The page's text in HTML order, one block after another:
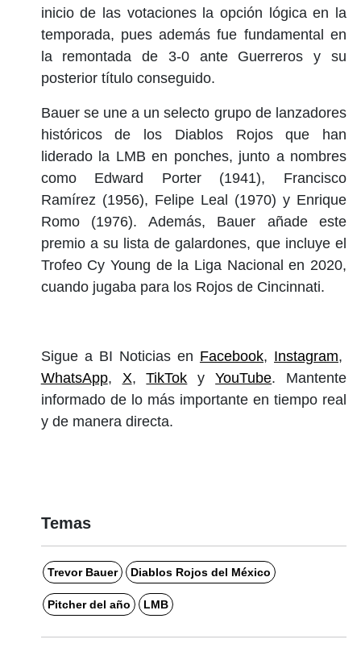
inicio de las votaciones la opción lógica en la
temporada, pues además fue fundamental en
la remontada de 3-0 ante Guerreros y su
posterior título conseguido.
Bauer se une a un selecto grupo de lanzadores
históricos de los Diablos Rojos que han
liderado la LMB en ponches, junto a nombres
como Edward Porter (1941), Francisco
Ramírez (1956), Felipe Leal (1970) y Enrique
Romo (1976). Además, Bauer añade este
premio a su lista de galardones, que incluye el
Trofeo Cy Young de la Liga Nacional en 2020,
cuando jugaba para los Rojos de Cincinnati.
Sigue a BI Noticias en Facebook, Instagram,
WhatsApp, X,TikTok yYouTube. Mantente
informado de lo más importante en tiempo real
y de manera directa.
Temas
Trevor Bauer Diablos Rojos del México
Pitcher del año LMB